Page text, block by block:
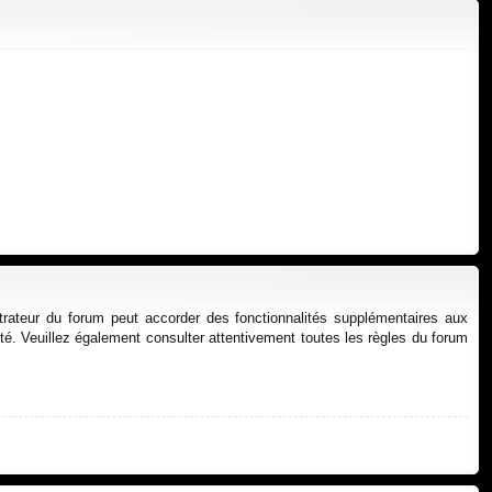
du forum peut accorder des fonctionnalités supplémentaires aux
Veuillez également consulter attentivement toutes les règles du forum